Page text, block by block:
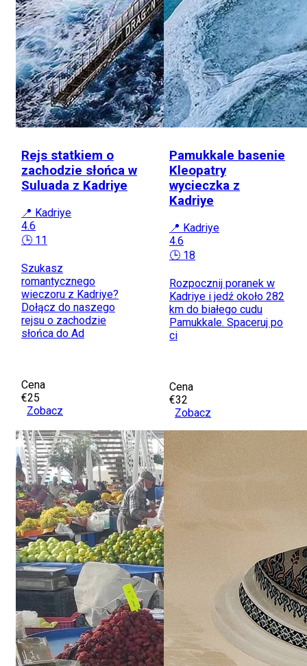
Rejs statkiem o
zachodzie słońca w
Suluada z Kadriye
📍 Kadriye
4.6
🕒 11
Szukasz
romantycznego
wieczoru z Kadriye?
Dołącz do naszego
rejsu o zachodzie
słońca do Ad
Cena
€25
Zobacz
Pamukkale basenie
Kleopatry
wycieczka z
Kadriye
📍 Kadriye
4.6
🕒 18
Rozpocznij poranek w
Kadriye i jedź około 282
km do białego cudu
Pamukkale. Spaceruj po
ci
Cena
€32
Zobacz